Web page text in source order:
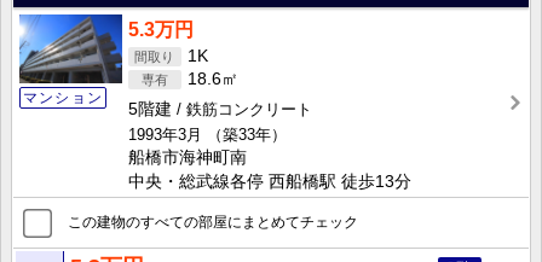
マンション
5.3万円
1K
18.6㎡
5階建
鉄筋コンクリート
1993年3月
（築33年）
船橋市海神町南
中央・総武線各停 西船橋駅 徒歩13分
この建物のすべての部屋にまとめてチェック